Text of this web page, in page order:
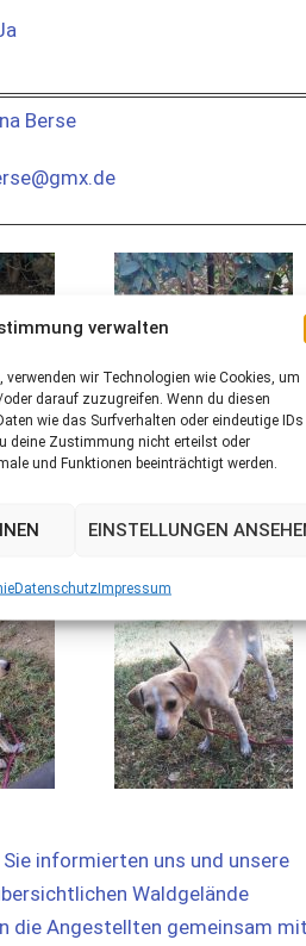
verwalten
wir Technologien wie Cookies, um
darauf zuzugreifen. Wenn du diesen
wie das Surfverhalten oder eindeutige IDs
deine Zustimmung nicht erteilst oder
und Funktionen beeinträchtigt werden.
EINSTELLUNGEN
DatenschutzImpressum
Berse
informierten uns und unsere
Waldgelände
die Angestellten gemeinsam